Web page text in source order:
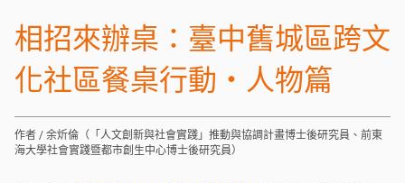
相招來辦桌：臺中舊城區跨文
化社區餐桌行動・人物篇
作者 / 余炘倫（「人文創新與社會實踐」推動與協調計畫博士後研究員、前東
海大學社會實踐暨都市創生中心博士後研究員）